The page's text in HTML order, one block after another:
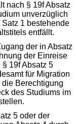
nach § 19f Absatz
unverzüglich
1 bestehende
entfällt.
der in Absatz
der Einreise
19f Absatz 5
für Migration
Berechtigung
des Studiums im
5 oder der